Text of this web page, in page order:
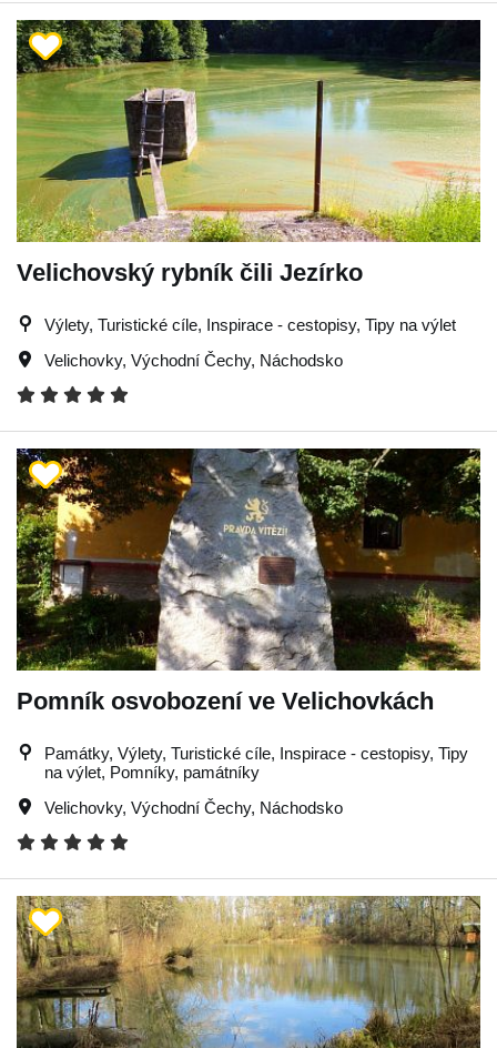
Velichovský rybník čili Jezírko
Výlety, Turistické cíle, Inspirace - cestopisy, Tipy na výlet
Velichovky, Východní Čechy, Náchodsko
Pomník osvobození ve Velichovkách
Památky, Výlety, Turistické cíle, Inspirace - cestopisy, Tipy
na výlet, Pomníky, památníky
Velichovky, Východní Čechy, Náchodsko